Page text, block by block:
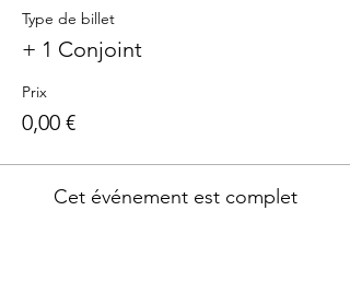
Type de billet
+ 1 Conjoint
Prix
0,00 €
Cet événement est complet